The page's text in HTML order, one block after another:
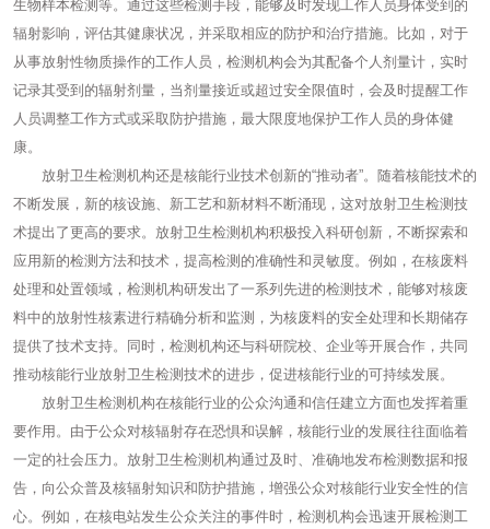
生物样本检测等。通过这些检测手段，能够及时发现工作人员身体受到的
辐射影响，评估其健康状况，并采取相应的防护和治疗措施。比如，对于
从事放射性物质操作的工作人员，检测机构会为其配备个人剂量计，实时
记录其受到的辐射剂量，当剂量接近或超过安全限值时，会及时提醒工作
人员调整工作方式或采取防护措施，最大限度地保护工作人员的身体健
康。
放射卫生检测机构还是核能行业技术创新的“推动者”。随着核能技术的
不断发展，新的核设施、新工艺和新材料不断涌现，这对放射卫生检测技
术提出了更高的要求。放射卫生检测机构积极投入科研创新，不断探索和
应用新的检测方法和技术，提高检测的准确性和灵敏度。例如，在核废料
处理和处置领域，检测机构研发出了一系列先进的检测技术，能够对核废
料中的放射性核素进行精确分析和监测，为核废料的安全处理和长期储存
提供了技术支持。同时，检测机构还与科研院校、企业等开展合作，共同
推动核能行业放射卫生检测技术的进步，促进核能行业的可持续发展。
放射卫生检测机构在核能行业的公众沟通和信任建立方面也发挥着重
要作用。由于公众对核辐射存在恐惧和误解，核能行业的发展往往面临着
一定的社会压力。放射卫生检测机构通过及时、准确地发布检测数据和报
告，向公众普及核辐射知识和防护措施，增强公众对核能行业安全性的信
心。例如，在核电站发生公众关注的事件时，检测机构会迅速开展检测工